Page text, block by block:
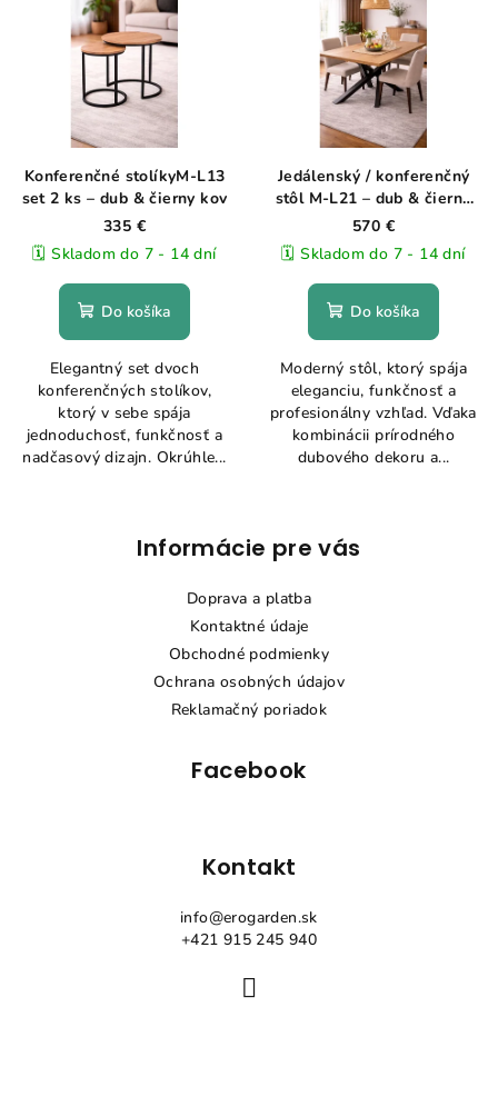
Konferenčné stolíkyM-L13
set 2 ks – dub & čierny kov
335 €
🗓️ Skladom do 7 - 14 dní
Do košíka
Elegantný set dvoch
konferenčných stolíkov,
ktorý v sebe spája
jednoduchosť, funkčnosť a
nadčasový dizajn. Okrúhle...
Jedálenský / konferenčný
stôl M-L21 – dub & čierne
kovové nohy
570 €
🗓️ Skladom do 7 - 14 dní
Do košíka
Moderný stôl, ktorý spája
eleganciu, funkčnosť a
profesionálny vzhľad. Vďaka
kombinácii prírodného
dubového dekoru a...
Informácie pre vás
Doprava a platba
Kontaktné údaje
Obchodné podmienky
Ochrana osobných údajov
Reklamačný poriadok
Facebook
Kontakt
info@erogarden.sk
+421 915 245 940